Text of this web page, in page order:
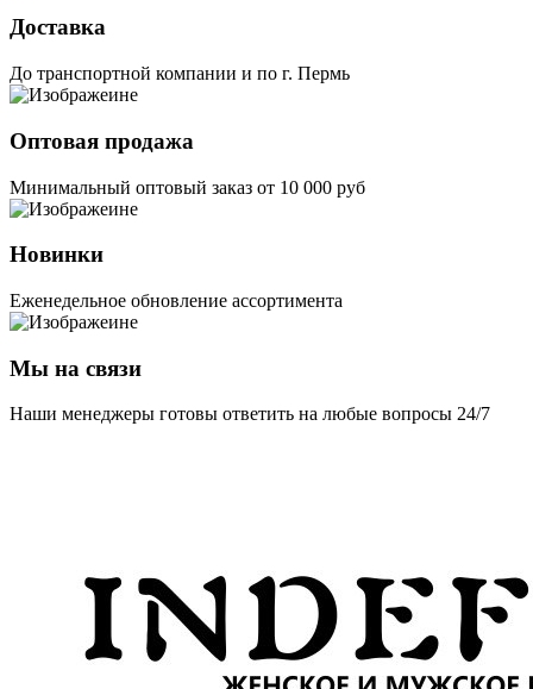
Доставка
До транспортной компании и по г. Пермь
Оптовая продажа
Минимальный оптовый заказ от 10 000 руб
Новинки
Еженедельное обновление ассортимента
Мы на связи
Наши менеджеры готовы ответить на любые вопросы 24/7